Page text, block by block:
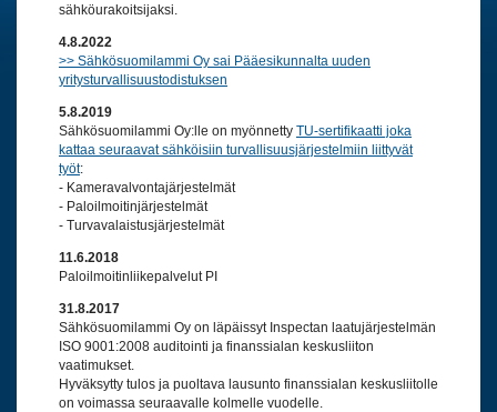
sähköurakoitsijaksi.
4.8.2022
>> Sähkösuomilammi Oy sai Pääesikunnalta uuden
yritysturvallisuustodistuksen
5.8.2019
Sähkösuomilammi Oy:lle on myönnetty TU-sertifikaatti joka
kattaa seuraavat sähköisiin turvallisuusjärjestelmiin liittyvät
työt:
- Kameravalvontajärjestelmät
- Paloilmoitinjärjestelmät
- Turvavalaistusjärjestelmät
11.6.2018
Paloilmoitinliikepalvelut PI
31.8.2017
Sähkösuomilammi Oy on läpäissyt Inspectan laatujärjestelmän
ISO 9001:2008 auditointi ja finanssialan keskusliiton
vaatimukset.
Hyväksytty tulos ja puoltava lausunto finanssialan keskusliitolle
on voimassa seuraavalle kolmelle vuodelle.